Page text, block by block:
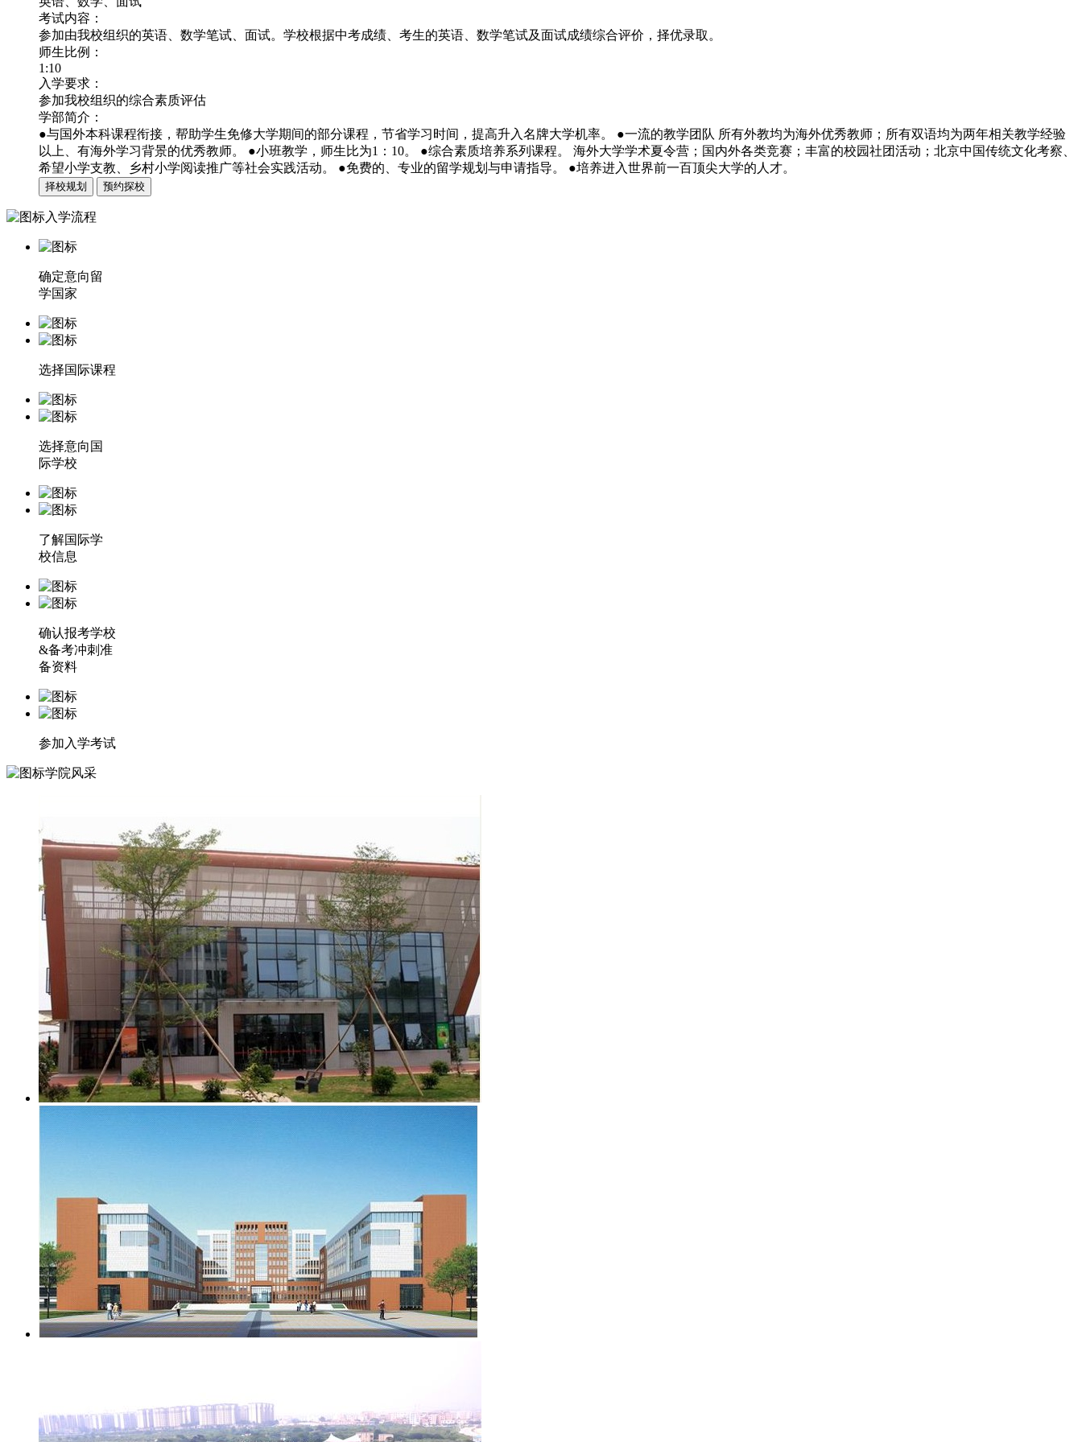
考试内容：
参加由我校组织的英语、数学笔试、面试。学校根据中考成绩、考生的英语、数学笔试及面试成绩综合评价，择优录取。
师生比例：
1:10
入学要求：
参加我校组织的综合素质评估
学部简介：
●与国外本科课程衔接，帮助学生免修大学期间的部分课程，节省学习时间，提高升入名牌大学机率。 ●一流的教学团队 所有外教均为海外优秀教师；所有双语均为两年相关教学经验
以上、有海外学习背景的优秀教师。 ●小班教学，师生比为1：10。 ●综合素质培养系列课程。 海外大学学术夏令营；国内外各类竞赛；丰富的校园社团活动；北京中国传统文化考察、
希望小学支教、乡村小学阅读推广等社会实践活动。 ●免费的、专业的留学规划与申请指导。 ●培养进入世界前一百顶尖大学的人才。
择校规划 预约探校
入学流程
确定意向留
学国家
选择国际课程
选择意向国
际学校
了解国际学
校信息
确认报考学校
&备考冲刺准
备资料
参加入学考试
学院风采